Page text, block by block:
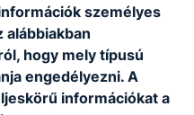
személyes
alábbiakban
hogy mely típusú
engedélyezni. A
információkat a